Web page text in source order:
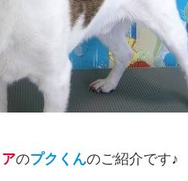
のプクくんのご紹介です♪